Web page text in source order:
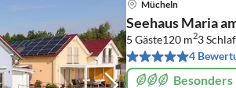
Mücheln
Seehaus Maria
5 Gäste120 m23
4